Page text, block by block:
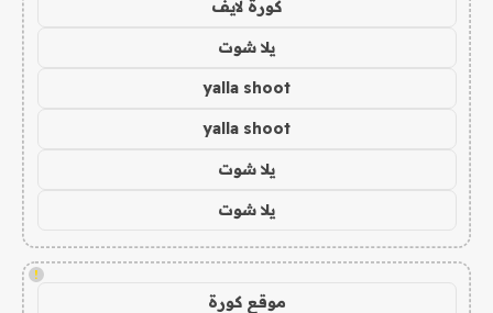
كورة لايف
يلا شوت
yalla shoot
yalla shoot
يلا شوت
يلا شوت
!
موقع كورة